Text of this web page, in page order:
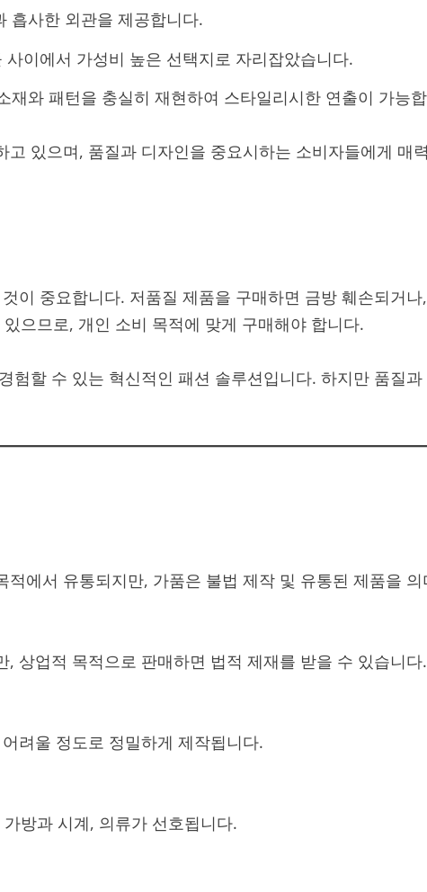
흡사한 외관을 제공합니다.
이에서 가성비 높은 선택지로 자리잡았습니다.
와 패턴을 충실히 재현하여 스타일리시한 연출이 가능
있으며, 품질과 디자인을 중요시하는 소비자들에게 매
이 중요합니다. 저품질 제품을 구매하면 금방 훼손되거
으므로, 개인 소비 목적에 맞게 구매해야 합니다.
험할 수 있는 혁신적인 패션 솔루션입니다. 하지만 품질
에서 유통되지만, 가품은 불법 제작 및 유통된 제품을 의
상업적 목적으로 판매하면 법적 제재를 받을 수 있습니다.
려울 정도로 정밀하게 제작됩니다.
방과 시계, 의류가 선호됩니다.